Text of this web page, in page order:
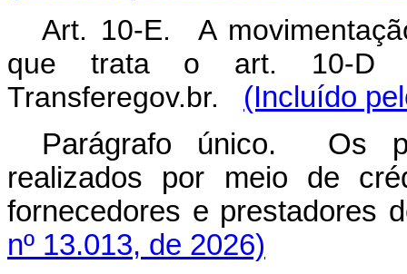
Art. 10-E. A
que trata o art. 10-D
Transferegov.br.
(Incluído
Parágrafo único. Os
realizados por meio de
fornecedores e prestadores
nº 13.013, de 2026)